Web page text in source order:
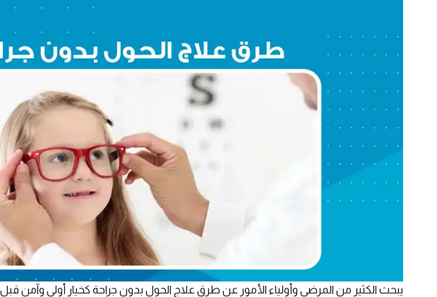
يبحث الكثير من المرضى وأولياء الأمور عن طرق علاج الحول بدون جراحة كخيار أولي وآمن قبل